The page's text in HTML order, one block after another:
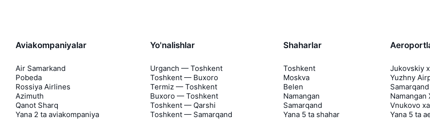
Aviakompaniyalar
Air Samarkand
Pobeda
Rossiya Airlines
Azimuth
Qanot Sharq
Yana 2 ta aviakompaniya
Yo'nalishlar
Urganch — Toshkent
Toshkent — Buxoro
Termiz — Toshkent
Buxoro — Toshkent
Toshkent — Qarshi
Toshkent — Samarqand
Shaharlar
Toshkent
Moskva
Belen
Namangan
Samarqand
Yana 5 ta shahar
Jukovskiy
Yuzhny
Vnukovo
Yana 5 ta